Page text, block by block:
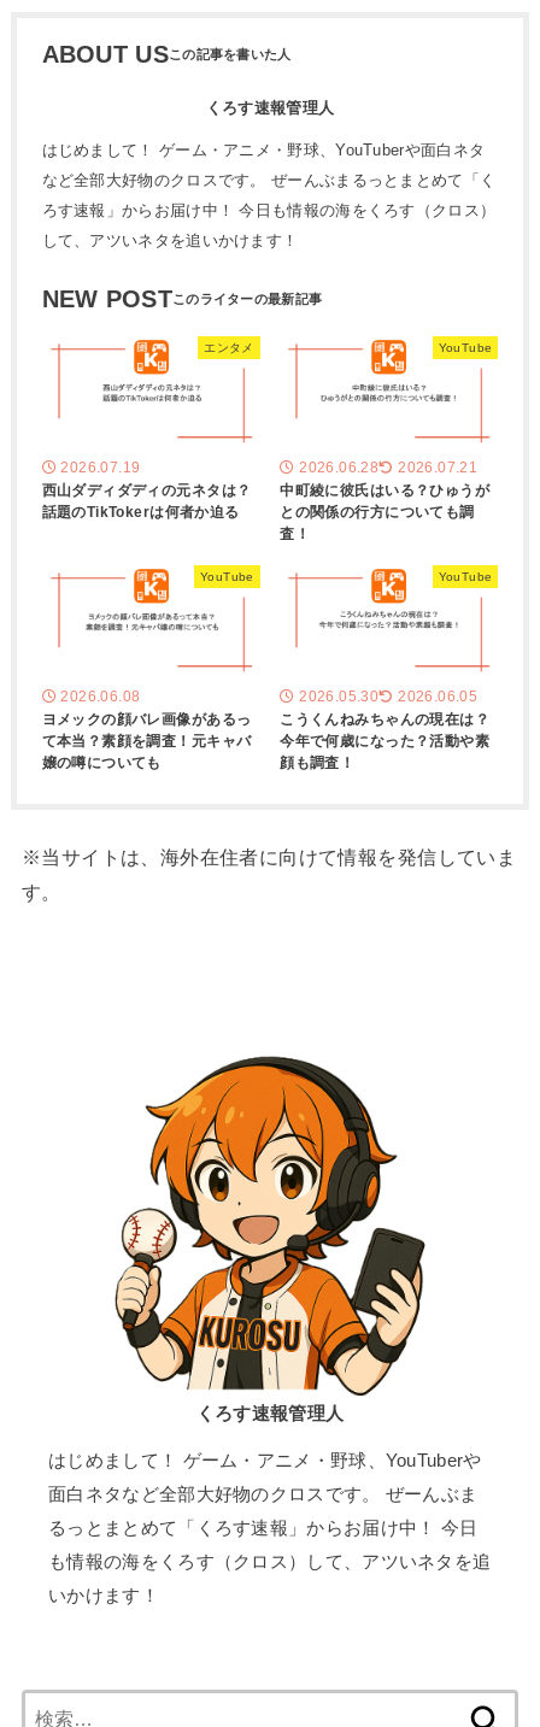
ABOUT US
くろす速報管理人
はじめまして！ ゲーム・アニメ・野球、YouTuberや面白ネタ
など全部大好物のクロスです。 ぜーんぶまるっとまとめて「く
ろす速報」からお届け中！ 今日も情報の海をくろす（クロス）
して、アツいネタを追いかけます！
NEW POST
エンタメ
2026.07.19
西山ダディダディの元ネタは？
話題のTikTokerは何者か迫る
YouTube
2026.06.28 2026.07.21
中町綾に彼氏はいる？ひゅうが
との関係の行方についても調
査！
YouTube
2026.06.08
ヨメックの顔バレ画像があるっ
て本当？素顔を調査！元キャバ
嬢の噂についても
YouTube
2026.05.30 2026.06.05
こうくんねみちゃんの現在は？
今年で何歳になった？活動や素
顔も調査！
※当サイトは、海外在住者に向けて情報を発信していま
す。
くろす速報管理人
はじめまして！ ゲーム・アニメ・野球、YouTuberや
面白ネタなど全部大好物のクロスです。 ぜーんぶま
るっとまとめて「くろす速報」からお届け中！ 今日
も情報の海をくろす（クロス）して、アツいネタを追
いかけます！